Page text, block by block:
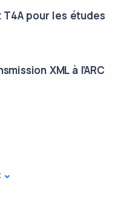
pour les études
XML à l’ARC